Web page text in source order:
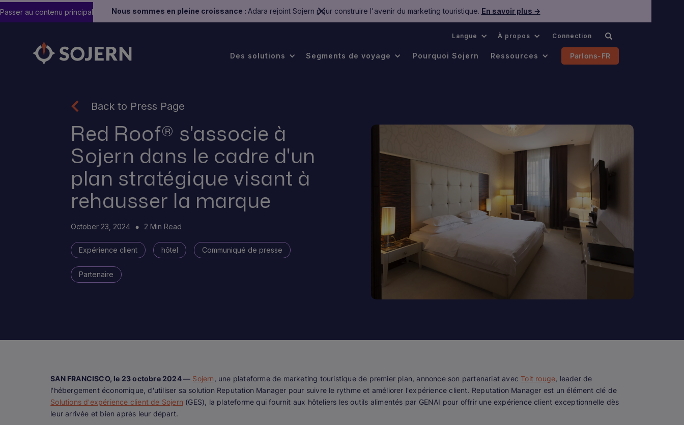
Nous sommes en pleine croissance : Adara rejoint Sojern pour construire l'avenir du marketing touristique. En savoir plus →
Passer au contenu principal
Langue À propos Connection
Des solutions Segments de voyage Pourquoi Sojern Ressources Parlons-FR
Back to Press Page
Red Roof® s'associe à
Sojern dans le cadre d'un
plan stratégique visant à
rehausser la marque
October 23, 2024 2 Min Read
Expérience client hôtel Communiqué de presse
Partenaire
SAN FRANCISCO, le 23 octobre 2024 — Sojern , une plateforme de marketing touristique de premier plan, annonce son partenariat avecToit rouge, leader de
l'hébergement économique, d'utiliser sa solution Reputation Manager pour suivre le rythme et améliorer l'expérience client. Reputation Manager est un élément clé de
Solutions d'expérience client de Sojern (GES), la plateforme qui fournit aux hôteliers les outils alimentés par GENAI pour offrir une expérience client exceptionnelle dès
leur arrivée et bien après leur départ.